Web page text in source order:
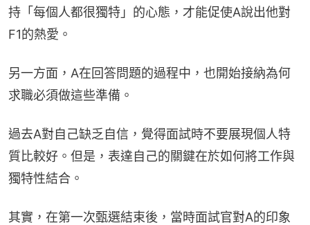
持「每個人都很獨特」的心態，才能促使A說出他對
F1的熱愛。
另一方面，A在回答問題的過程中，也開始接納為何
求職必須做這些準備。
過去A對自己缺乏自信，覺得面試時不要展現個人特
質比較好。但是，表達自己的關鍵在於如何將工作與
獨特性結合。
其實，在第一次甄選結束後，當時面試官對A的印象